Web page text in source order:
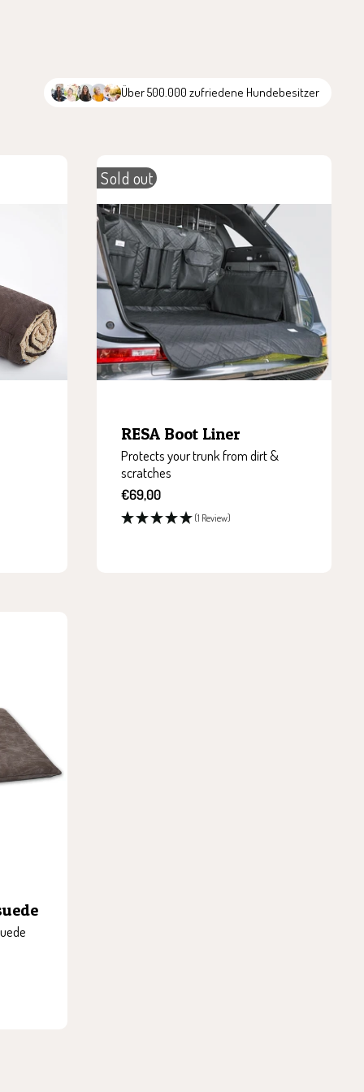
Über 500.000 zufriedene Hundebesitzer
Sold out
RESA Boot Liner
Protects your trunk from dirt &
scratches
Sale
price
€69,00
(1 Review)